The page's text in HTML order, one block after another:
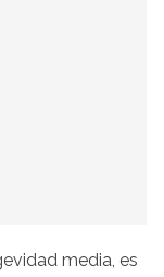
media, es